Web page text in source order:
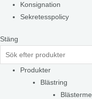
Konsignation
Sekretesspolicy
Stäng
Produkter
Blästring